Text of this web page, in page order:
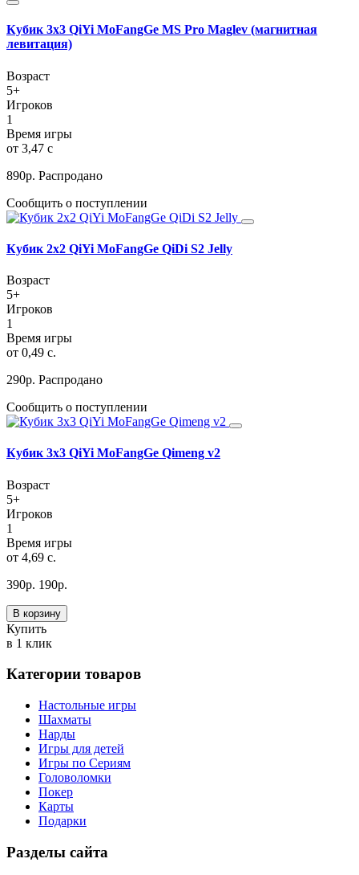
Кубик 3х3 QiYi MoFangGe MS Pro Maglev (магнитная
левитация)
Возраст
5+
Игроков
1
Время игры
от 3,47 c
890р. Распродано
Сообщить о поступлении
Кубик 2х2 QiYi MoFangGe QiDi S2 Jelly
Возраст
5+
Игроков
1
Время игры
от 0,49 c.
290р. Распродано
Сообщить о поступлении
Кубик 3х3 QiYi MoFangGe Qimeng v2
Возраст
5+
Игроков
1
Время игры
от 4,69 с.
390р. 190р.
В корзину
Купить
в 1 клик
Категории товаров
Настольные игры
Шахматы
Нарды
Игры для детей
Игры по Сериям
Головоломки
Покер
Карты
Подарки
Разделы сайта